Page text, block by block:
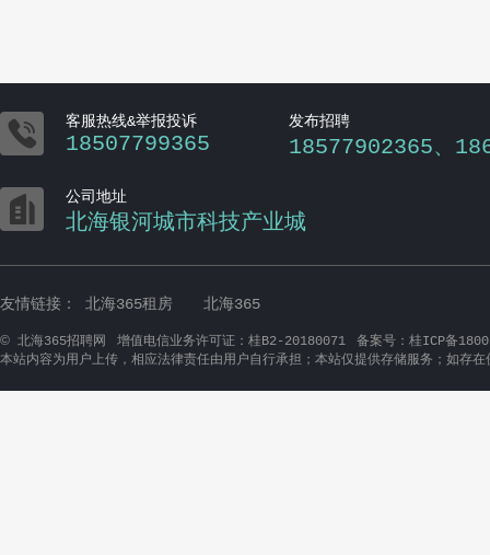
 客服热线&举报投诉
18507799365
发布招聘
18577902365、
 公司地址
北海银河城市科技产业城
友情链接： 北海365租房 北海365
© 北海365招聘网 增值电信业务许可证：桂B2-20180071
备案号：桂ICP备
本站内容为用户上传，相应法律责任由用户自行承担；本站仅提供存储服务；如存